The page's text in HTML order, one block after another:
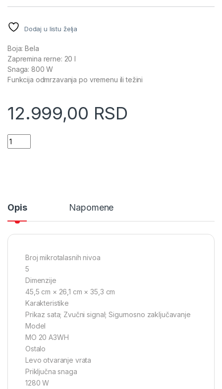
Dodaj u listu želja
Boja: Bela
Zapremina rerne: 20 l
Snaga: 800 W
Funkcija odmrzavanja po vremenu ili težini
12.999,00 RSD
Gorenje Mikrotalasna (MO 20 A3WH) quantity
Opis Napomene
Broj mikrotalasnih nivoa
5
Dimenzije
45,5 cm × 26,1 cm × 35,3 cm
Karakteristike
Prikaz sata; Zvučni signal; Sigurnosno zaključavanje
Model
MO 20 A3WH
Ostalo
Levo otvaranje vrata
Priključna snaga
1280 W